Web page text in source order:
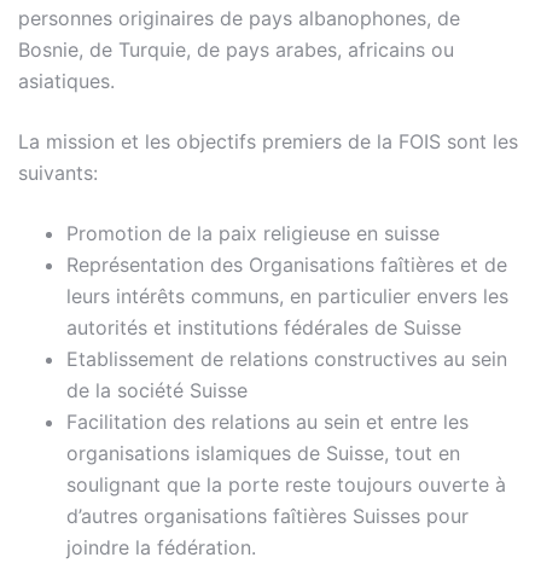
personnes originaires de pays albanophones, de
Bosnie, de Turquie, de pays arabes, africains ou
asiatiques.
La mission et les objectifs premiers de la FOIS sont les
suivants:
Promotion de la paix religieuse en suisse
Représentation des Organisations faîtières et de
leurs intérêts communs, en particulier envers les
autorités et institutions fédérales de Suisse
Etablissement de relations constructives au sein
de la société Suisse
Facilitation des relations au sein et entre les
organisations islamiques de Suisse, tout en
soulignant que la porte reste toujours ouverte à
d’autres organisations faîtières Suisses pour
joindre la fédération.